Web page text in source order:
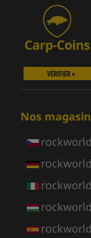
VÉRIFIER »
Nos